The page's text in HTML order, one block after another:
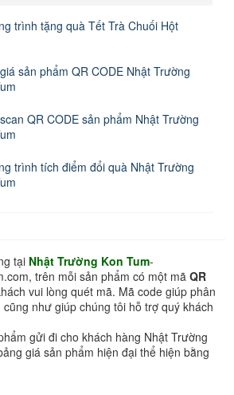
trình tặng quà Tết Trà Chuối Hột
sản phẩm QR CODE Nhật Trường
QR CODE sản phẩm Nhật Trường
trình tích điểm đổi quà Nhật Trường
tại Nhật Trường Kon Tum-
trên mỗi sản phẩm có một mã QR
vui lòng quét mã. Mã code giúp phân
như giúp chúng tôi hỗ trợ quý khách
gửi đi cho khách hàng Nhật Trường
giá sản phẩm hiện đại thể hiện bằng